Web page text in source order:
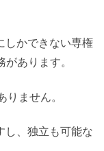
しかできない専権
あります。
ません。
し、独立も可能な